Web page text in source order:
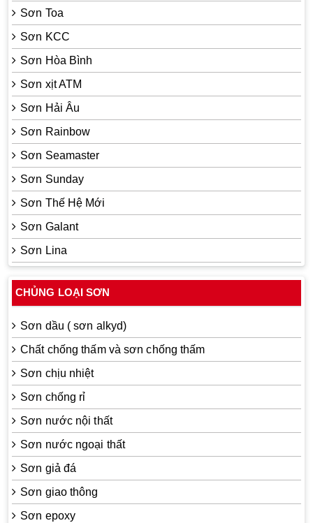
Sơn Toa
Sơn KCC
Sơn Hòa Bình
Sơn xịt ATM
Sơn Hải Âu
Sơn Rainbow
Sơn Seamaster
Sơn Sunday
Sơn Thế Hệ Mới
Sơn Galant
Sơn Lina
CHỦNG LOẠI SƠN
Sơn dầu ( sơn alkyd)
Chất chống thấm và sơn chống thấm
Sơn chịu nhiệt
Sơn chống rỉ
Sơn nước nội thất
Sơn nước ngoại thất
Sơn giả đá
Sơn giao thông
Sơn epoxy